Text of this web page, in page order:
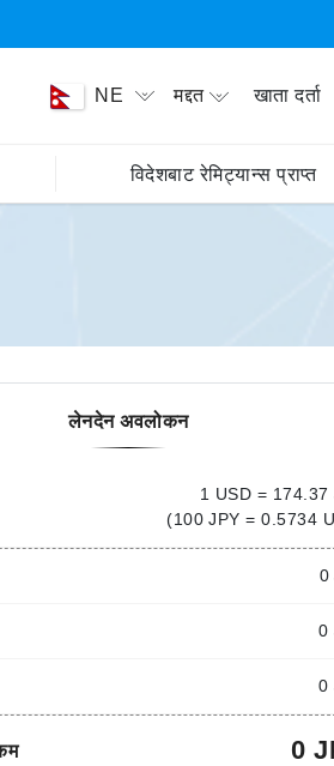
NE मद्दत खाता दर्ता
विदेशबाट रेमिट्यान्स प्राप्त
लेनदेन अवलोकन
1 USD = 174.37
(100 JPY = 0.5734
0
0
0
0